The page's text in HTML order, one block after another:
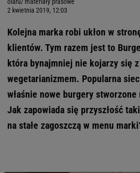
2 kwietnia 2019, 12:03
Kolejna marka robi ukłon w
klientów. Tym razem jest to
która bynajmniej nie kojarzy się z
wegetarianizmem. Popularna
właśnie nowe burgery
Jak zapowiada się przyszłość
na stałe zagoszczą w menu